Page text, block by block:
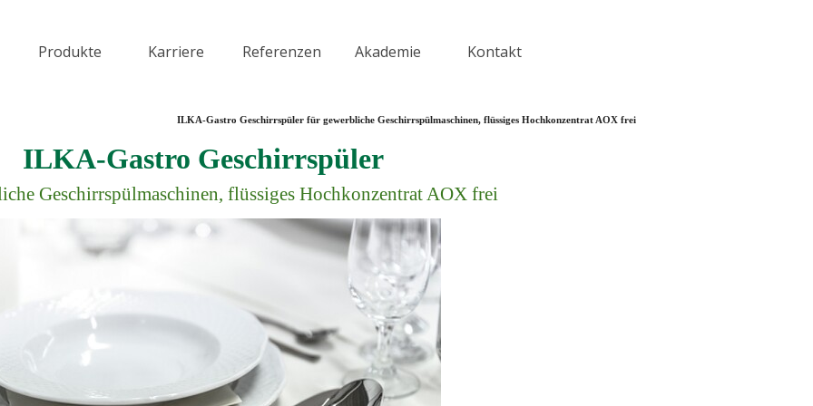
Menü überspringen
▼
Produkte ▼
Karriere Referenzen ▼
Akademie ▼
Kontakt
ILKA-Gastro Geschirrspüler für gewerbliche Geschirrspülmaschinen, flüssiges Hochkonzentrat AOX frei
ILKA-Gastro Geschirrspüler
Geschirrspülmaschinen, flüssiges Hochkonzentrat AOX frei